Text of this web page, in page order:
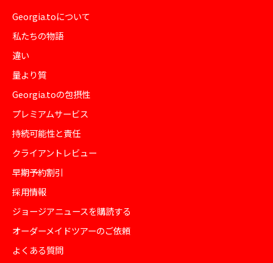
Georgia.toについて
私たちの物語
違い
量より質
Georgia.toの包摂性
プレミアムサービス
持続可能性と責任
クライアントレビュー
早期予約割引
採用情報
ジョージアニュースを購読する
オーダーメイドツアーのご依頼
よくある質問